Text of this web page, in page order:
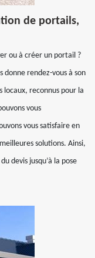
de portails,
ou à créer un portail ?
donne rendez-vous à son
locaux, reconnus pour la
vous
vous satisfaire en
solutions. Ainsi,
devis jusqu’à la pose